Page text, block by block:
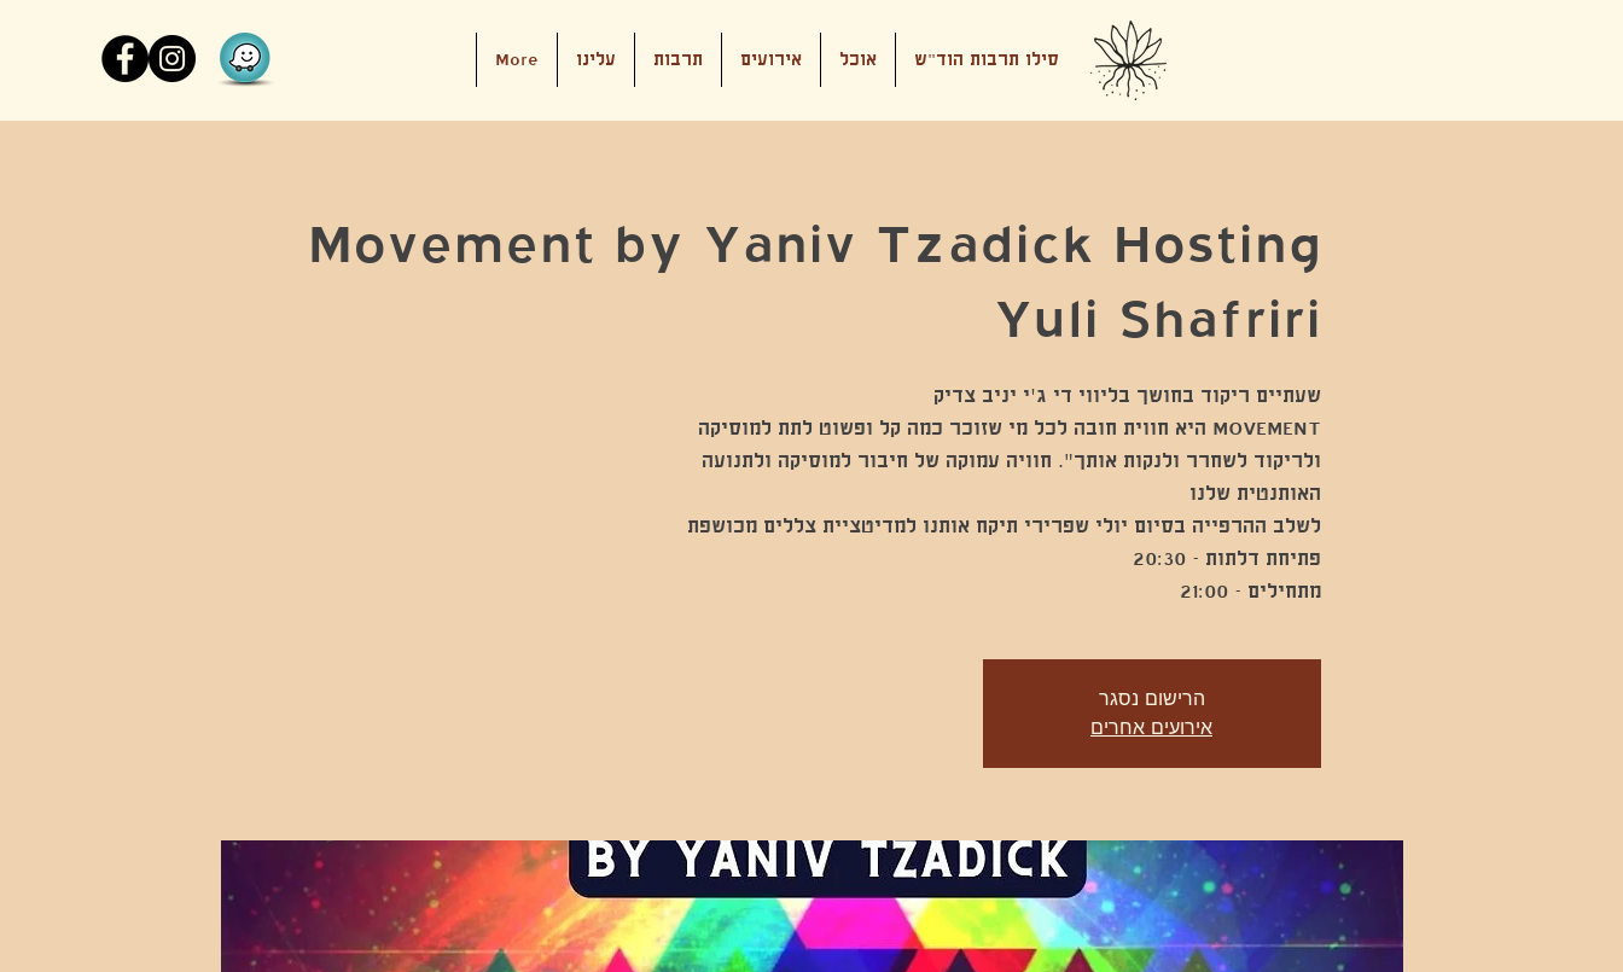
סילו תרבות הוד"ש אוכל אירועים תרבות עלינו More
Movement by Yaniv Tzadick Hosting
Yuli Shafriri
MOVEMENT היא חווית חובה לכל מי שזוכר כמה קל ופשוט לתת למוסיקה
ולריקוד לשחרר ולנקות אותך". חוויה עמוקה של חיבור למוסיקה ולתנועה
מתחילים - 21:00
הרישום נסגר
אירועים אחרים